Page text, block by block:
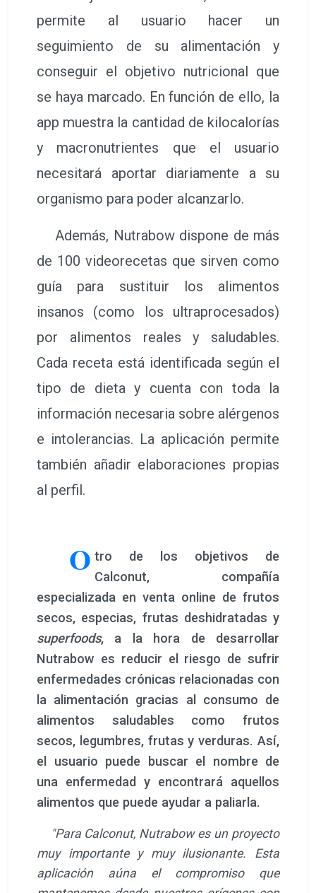
permite al usuario hacer un
seguimiento de su alimentación y
conseguir el objetivo nutricional que
se haya marcado. En función de ello, la
app muestra la cantidad de kilocalorías
y macronutrientes que el usuario
necesitará aportar diariamente a su
organismo para poder alcanzarlo.
Además, Nutrabow dispone de más
de 100 videorecetas que sirven como
guía para sustituir los alimentos
insanos (como los ultraprocesados)
por alimentos reales y saludables.
Cada receta está identificada según el
tipo de dieta y cuenta con toda la
información necesaria sobre alérgenos
e intolerancias. La aplicación permite
también añadir elaboraciones propias
al perfil.
O tro de los objetivos de
Calconut, compañía
especializada en venta online de frutos
secos, especias, frutas deshidratadas y
superfoods, a la hora de desarrollar
Nutrabow es reducir el riesgo de sufrir
enfermedades crónicas relacionadas con
la alimentación gracias al consumo de
alimentos saludables como frutos
secos, legumbres, frutas y verduras. Así,
el usuario puede buscar el nombre de
una enfermedad y encontrará aquellos
alimentos que puede ayudar a paliarla.
"Para Calconut, Nutrabow es un proyecto
muy importante y muy ilusionante. Esta
aplicación aúna el compromiso que